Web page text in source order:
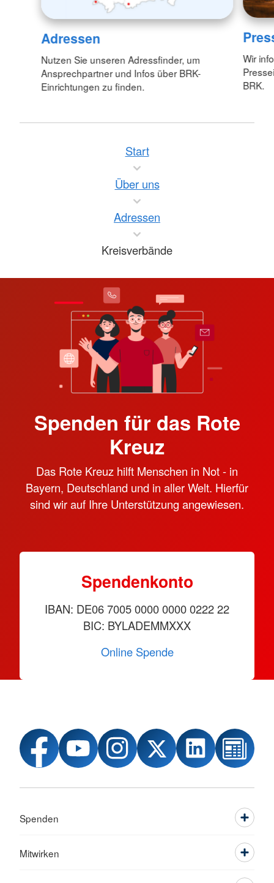
Adressen
Nutzen Sie unseren Adressfinder, um
Ansprechpartner und Infos über BRK-
Einrichtungen zu finden.
Wir
BRK.
Start
Über uns
Adressen
Kreisverbände
Spenden für das Rote
Kreuz
Das Rote Kreuz hilft Menschen in Not - in
Bayern, Deutschland und in aller Welt. Hierfür
sind wir auf Ihre Unterstützung angewiesen.
Spendenkonto
IBAN: DE06 7005 0000 0000 0222 22
BIC: BYLADEMMXXX
Online Spende
Spenden
Mitwirken